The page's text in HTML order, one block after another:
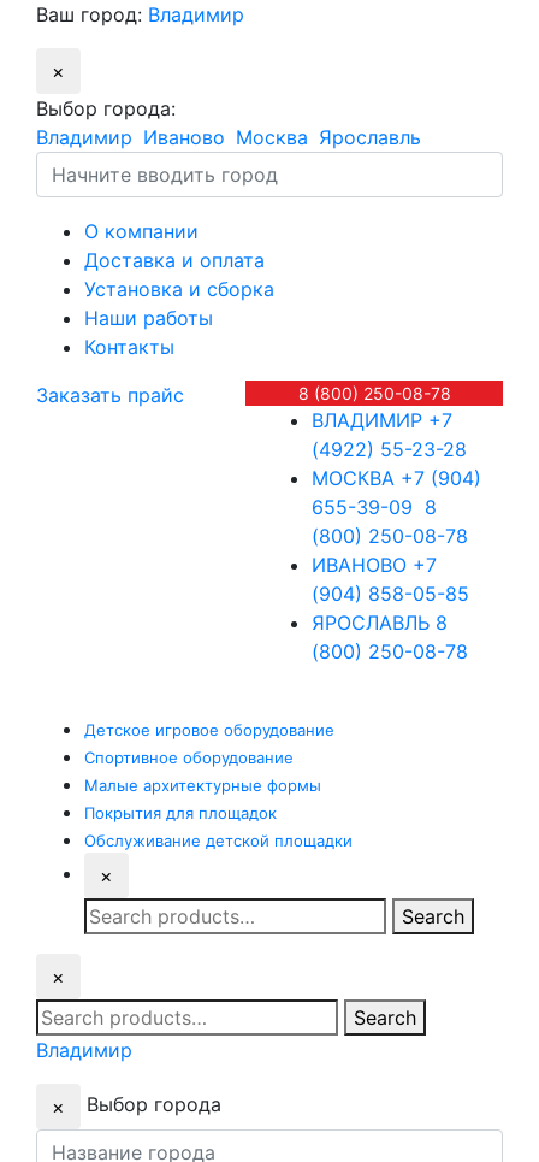
Ваш город: Владимир
×
Выбор города:
Владимир Иваново Москва Ярославль
О компании
Доставка и оплата
Установка и сборка
Наши работы
Контакты
Заказать прайс
8 (800) 250-08-78
ВЛАДИМИР +7
(4922) 55-23-28
МОСКВА +7 (904)
655-39-09 8
(800) 250-08-78
ИВАНОВО +7
(904) 858-05-85
ЯРОСЛАВЛЬ 8
(800) 250-08-78
Детское игровое оборудование
Спортивное оборудование
Малые архитектурные формы
Покрытия для площадок
Обслуживание детской площадки
×
Search
for:
Search
×
Search
for:
Search
Владимир
× Выбор города